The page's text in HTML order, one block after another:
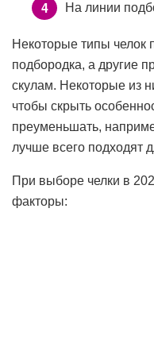
На линии
Некоторые типы челок
подбородка, а другие
скулам. Некоторые из
чтобы скрыть
преуменьшать,
лучше всего подходят
При выборе челки в
факторы: